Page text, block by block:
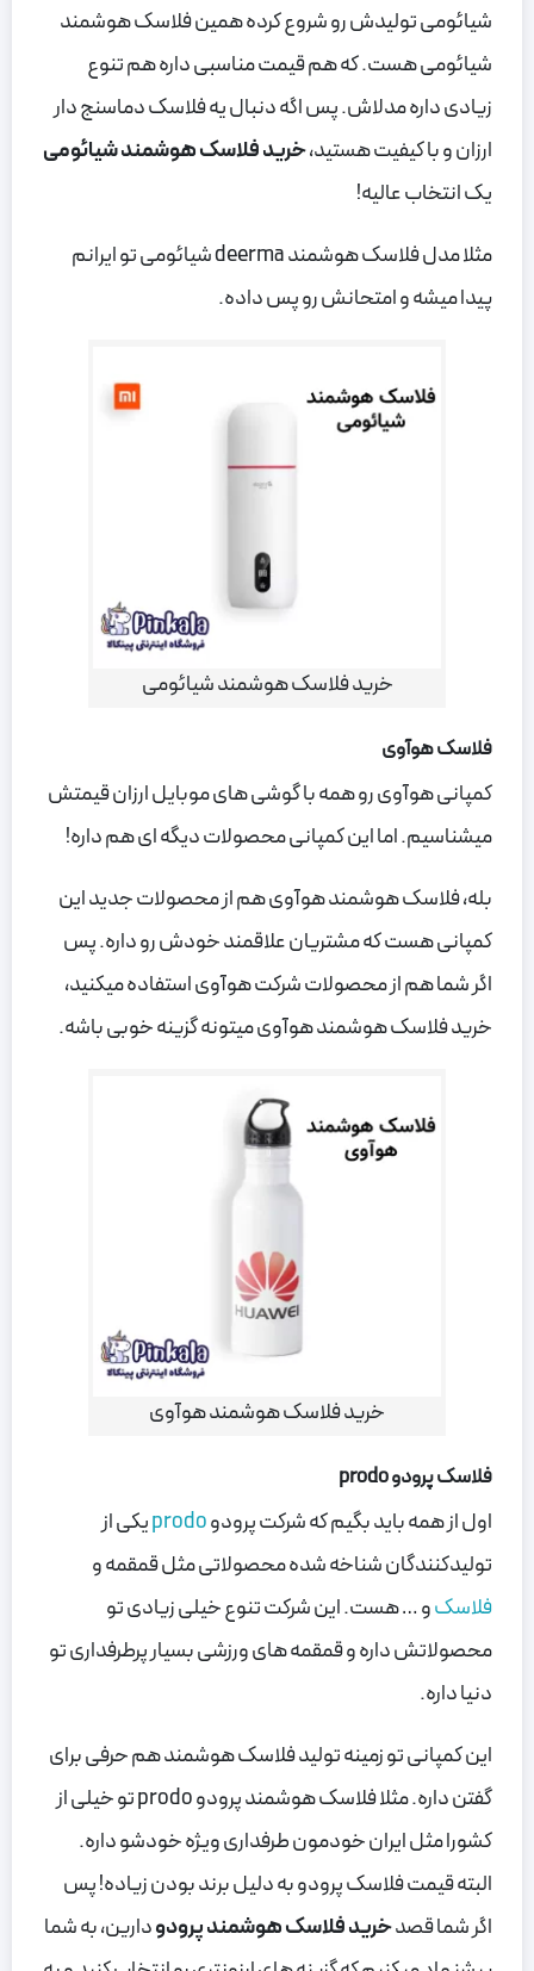
شیائومی تولیدش رو شروع کرده همین فلاسک هوشمند
شیائومی هست. که هم قیمت مناسبی داره هم تنوع
زیادی داره مدلاش. پس اگه دنبال یه فلاسک دماسنج دار
ارزان و با کیفیت هستید،خرید فلاسک هوشمند شیائومی
یک انتخاب عالیه!
مثلا مدل فلاسک هوشمند deerma شیائومی تو ایرانم
پیدا میشه و امتحانش رو پس داده.
خرید فلاسک هوشمند شیائومی
فلاسک هوآوی
کمپانی هوآوی رو همه با گوشی های موبایل ارزان قیمتش
میشناسیم. اما این کمپانی محصولات دیگه ای هم داره!
بله، فلاسک هوشمند هوآوی هم از محصولات جدید این
کمپانی هست که مشتریان علاقمند خودش رو داره. پس
اگر شما هم از محصولات شرکت هوآوی استفاده میکنید،
خرید فلاسک هوشمند هوآوی میتونه گزینه خوبی باشه.
خرید فلاسک هوشمند هوآوی
فلاسک پرودو prodo
اول از همه باید بگیم که شرکت پرودوprodoیکی از
تولیدکنندگان شناخه شده محصولاتی مثل قمقمه و
فلاسکو … هست. این شرکت تنوع خیلی زیادی تو
محصولاتش داره و قمقمه های ورزشی بسیار پرطرفداری تو
دنیا داره.
این کمپانی تو زمینه تولید فلاسک هوشمند هم حرفی برای
گفتن داره. مثلا فلاسک هوشمند پرودو prodo تو خیلی از
کشورا مثل ایران خودمون طرفداری ویژه خودشو داره.
البته قیمت فلاسک پرودو به دلیل برند بودن زیاده! پس
اگر شما قصدخرید فلاسک هوشمند پرودودارین، به شما